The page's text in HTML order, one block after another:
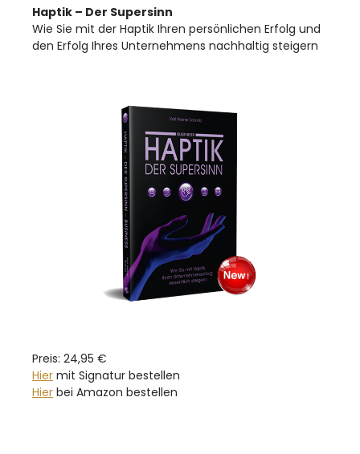
Haptik – Der Supersinn
Wie Sie mit der Haptik Ihren persönlichen Erfolg und
den Erfolg Ihres Unternehmens nachhaltig steigern
Preis: 24,95 €
Hier mit Signatur bestellen
Hier bei Amazon bestellen